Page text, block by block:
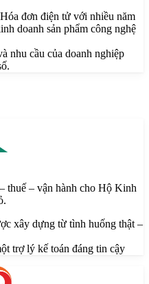
đơn điện tử với nhiều năm
doanh sản phẩm công nghệ
nhu cầu của doanh nghiệp
thuế – vận hành cho Hộ Kinh
xây dựng từ tình huống thật –
trợ lý kế toán đáng tin cậy